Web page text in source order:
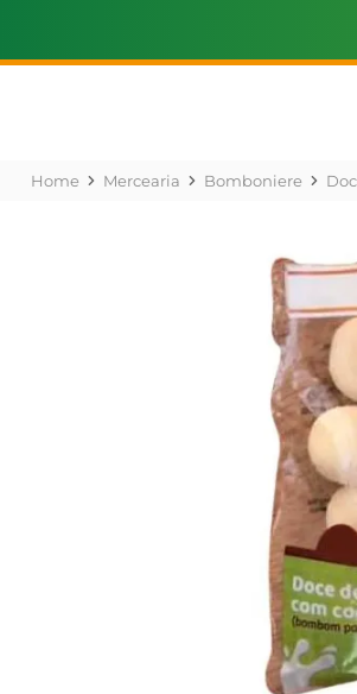
Mercearia Bomboniere